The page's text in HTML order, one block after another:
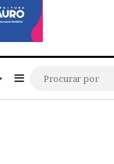
Barra Lateral